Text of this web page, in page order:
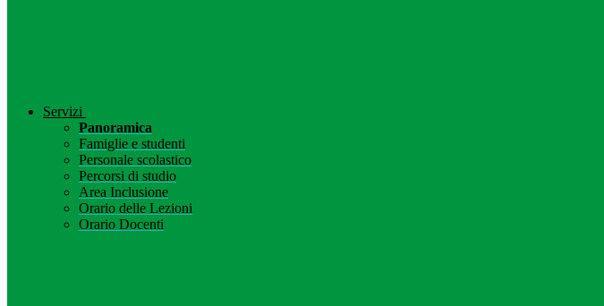
Servizi
Panoramica
Famiglie e studenti
Personale scolastico
Percorsi di studio
Area Inclusione
Orario delle Lezioni
Orario Docenti